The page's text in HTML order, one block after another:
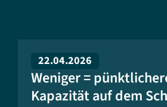
22.04.2026
Weniger =
Kapazität auf dem